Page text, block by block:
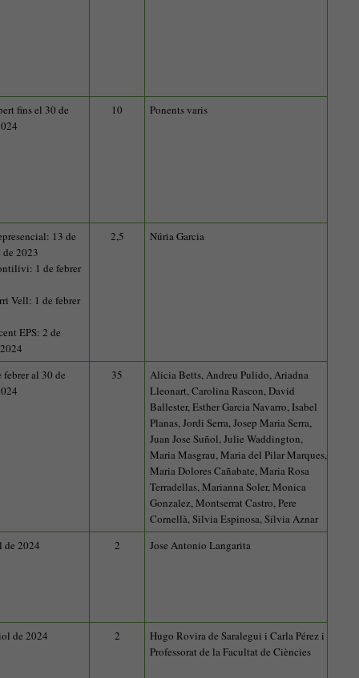
fins el 30 de
10 Ponents varis
13 de
de 2023
1 de febrer
Vell: 1 de febrer
EPS: 2 de
2,5 Núria Garcia
febrer al 30 de
35
Alicia Betts, Andreu Pulido, Ariadna
Lleonart, Carolina Rascon, David
Ballester, Esther Garcia Navarro, Isabel
Planas, Jordi Serra, Josep Maria Serra,
Juan Jose Suñol, Julie Waddington,
Maria Masgrau, Maria del Pilar Marques,
Maria Dolores Cañabate, Maria Rosa
Terradellas, Marianna Soler, Monica
Gonzalez, Montserrat Castro, Pere
Cornellà, Silvia Espinosa, Sílvia Aznar
de 2024
2 Jose Antonio Langarita
de 2024 2
Hugo Rovira de Saralegui i Carla Pérez i
Professorat de la Facultat de Ciències